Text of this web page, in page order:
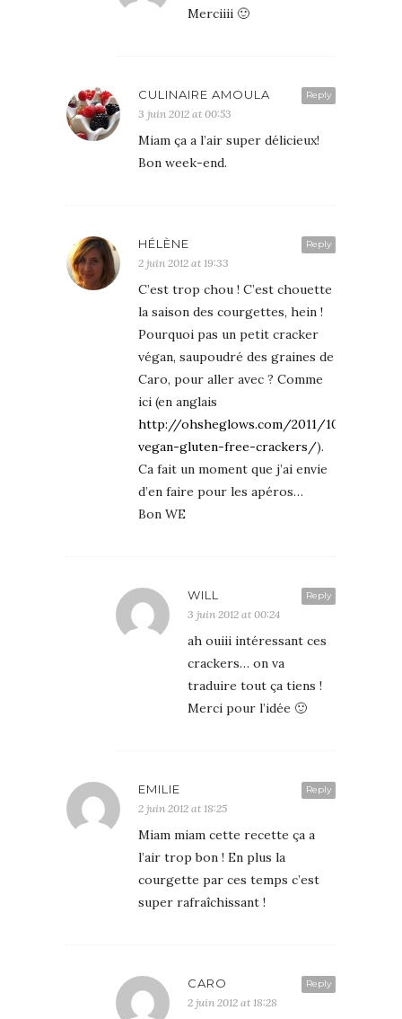
Merciiii 🙂
Reply
CULINAIRE AMOULA
3 juin 2012 at 00:53
Miam ça a l’air super délicieux!
Bon week-end.
Reply
HÉLÈNE
2 juin 2012 at 19:33
C’est trop chou ! C’est chouette
la saison des courgettes, hein !
Pourquoi pas un petit cracker
végan, saupoudré des graines de
Caro, pour aller avec ? Comme
ici (en anglais
http://ohsheglows.com/2011/10/17/easy-
vegan-gluten-free-crackers/).
Ca fait un moment que j’ai envie
d’en faire pour les apéros…
Bon WE
Reply
WILL
3 juin 2012 at 00:24
ah ouiii intéressant ces
crackers… on va
traduire tout ça tiens !
Merci pour l’idée 🙂
Reply
EMILIE
2 juin 2012 at 18:25
Miam miam cette recette ça a
l’air trop bon ! En plus la
courgette par ces temps c’est
super rafraîchissant !
Reply
CARO
2 juin 2012 at 18:28